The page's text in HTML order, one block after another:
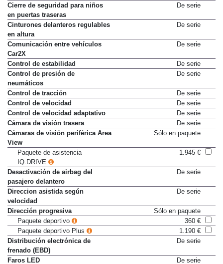
Ayuda de arranque en cuesta
De serie
Cierre de seguridad para niños
en puertas traseras
Cinturones delanteros regulables
en altura
Comunicación entre vehículos
Car2X
Control de estabilidad
De serie
Control de presión de
neumáticos
Control de tracción
De serie
Control de velocidad
De serie
Control de velocidad adaptativo
De serie
Cámara de visión trasera
De serie
Cámaras de visión periférica Area
View
Paquete de asistencia
IQ.DRIVE
Desactivación de airbag del
pasajero delantero
Direccion asistida según
velocidad
Dirección progresiva
Sólo en paquete
Paquete deportivo
360 €
Paquete deportivo Plus
1.190 €
Distribución electrónica de
frenado (EBD)